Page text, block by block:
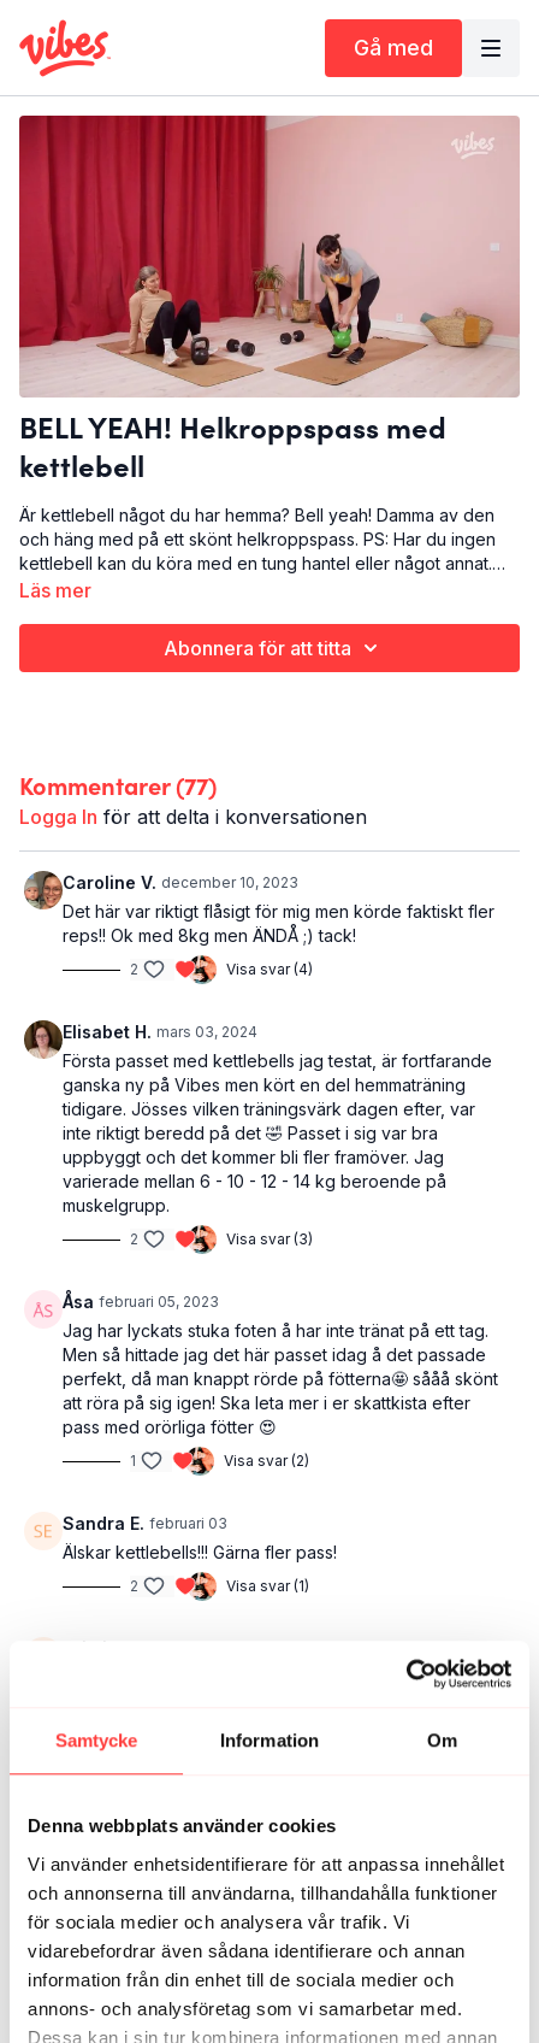
Samtycke Information Om
Denna webbplats använder cookies
Vi använder enhetsidentifierare för att anpassa innehållet
och annonserna till användarna, tillhandahålla funktioner
för sociala medier och analysera vår trafik. Vi
vidarebefordrar även sådana identifierare och annan
information från din enhet till de sociala medier och
annons- och analysföretag som vi samarbetar med.
Dessa kan i sin tur kombinera informationen med annan
Gå med
BELL YEAH! Helkroppspass med
kettlebell
Är kettlebell något du har hemma? Bell yeah! Damma av den
och häng med på ett skönt helkroppspass. PS: Har du ingen
kettlebell kan du köra med en tung hantel eller något annat.
Varför inte en lagom tung ryggsäck i kettlebell-svingarna?
Läs mer
Abonnera för att titta
Kommentarer (77)
Logga In för att delta i konversationen
Caroline V. december 10, 2023
Det här var riktigt flåsigt för mig men körde faktiskt fler
reps!! Ok med 8kg men ÄNDÅ ;) tack!
2 Visa svar (4)
Elisabet H. mars 03, 2024
Första passet med kettlebells jag testat, är fortfarande
ganska ny på Vibes men kört en del hemmaträning
tidigare. Jösses vilken träningsvärk dagen efter, var
inte riktigt beredd på det 🤣 Passet i sig var bra
uppbyggt och det kommer bli fler framöver. Jag
varierade mellan 6 - 10 - 12 - 14 kg beroende på
muskelgrupp.
2 Visa svar (3)
Åsa februari 05, 2023
Jag har lyckats stuka foten å har inte tränat på ett tag.
Men så hittade jag det här passet idag å det passade
perfekt, då man knappt rörde på fötterna🤩 sååå skönt
att röra på sig igen! Ska leta mer i er skattkista efter
pass med orörliga fötter 😍
1 Visa svar (2)
Sandra E. februari 03
Älskar kettlebells!!! Gärna fler pass!
2 Visa svar (1)
Martina E. april 13, 2025
såååå skönt att få trycka på.
1 Visa svar (1)
Brita G. juli 13, 2024
Tack för ett härligt kettlebell pass💪😍 Det blir mitt sista
pass på vibes för den här gången nu ska jag försöka
hålla igång själv o går inte det så kommer jag tillbaka.